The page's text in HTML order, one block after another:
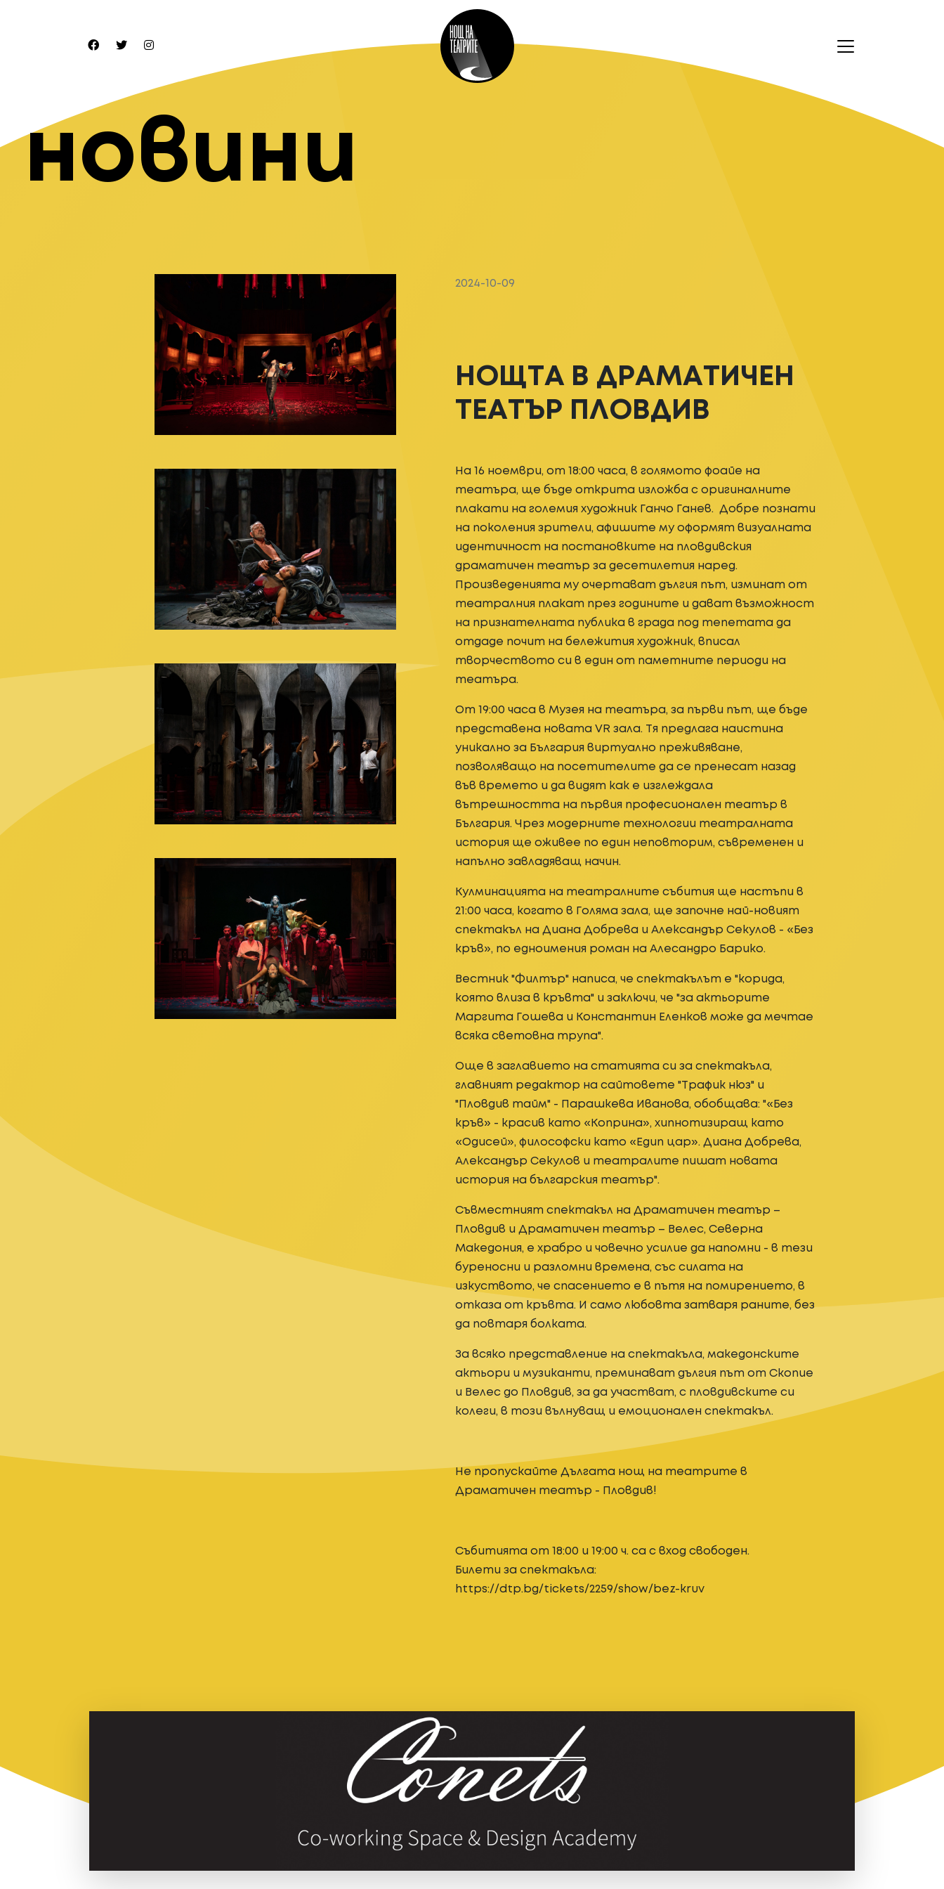
новини
2024-10-09
НОЩТА В ДРАМАТИЧЕН
ТЕАТЪР ПЛОВДИВ
На 16 ноември, от 18:00 часа, в голямото фоайе на
театъра, ще бъде открита изложба с оригиналните
плакати на големия художник Ганчо Ганев. Добре познати
на поколения зрители, афишите му оформят визуалната
идентичност на постановките на пловдивския
драматичен театър за десетилетия наред.
Произведенията му очертават дългия път, изминат от
театралния плакат през годините и дават възможност
на признателната публика в града под тепетата да
отдаде почит на бележития художник, вписал
творчеството си в един от паметните периоди на
театъра.
От 19:00 часа в Музея на театъра, за първи път, ще бъде
представена новата VR зала. Тя предлага наистина
уникално за България виртуално преживяване,
позволяващо на посетителите да се пренесат назад
във времето и да видят как е изглеждала
вътрешността на първия професионален театър в
България. Чрез модерните технологии театралната
история ще оживее по един неповторим, съвременен и
напълно завладяващ начин.
Кулминацията на театралните събития ще настъпи в
21:00 часа, когато в Голяма зала, ще започне най-новият
спектакъл на Диана Добрева и Александър Секулов - «Без
кръв», по едноимения роман на Алесандро Барико.
Вестник "Филтър" написа, че спектакълът е "корида,
която влиза в кръвта" и заключи, че "за актьорите
Маргита Гошева и Константин Еленков може да мечтае
всяка световна трупа".
Още в заглавието на статията си за спектакъла,
главният редактор на сайтовете "Трафик нюз" и
"Пловдив тайм" - Парашкева Иванова, обобщава: "«Без
кръв» - красив като «Коприна», хипнотизиращ като
«Одисей», философски като «Едип цар». Диана Добрева,
Александър Секулов и театралите пишат новата
история на българския театър".
Съвместният спектакъл на Драматичен театър –
Пловдив и Драматичен театър – Велес, Северна
Македония, е храбро и човечно усилие да напомни - в тези
буреносни и разломни времена, със силата на
изкуството, че спасението е в пътя на помирението, в
отказа от кръвта. И само любовта затваря раните, без
да повтаря болката.
За всяко представление на спектакъла, македонските
актьори и музиканти, преминават дългия път от Скопие
и Велес до Пловдив, за да участват, с пловдивските си
колеги, в този вълнуващ и емоционален спектакъл.
Не пропускайте Дългата нощ на театрите в
Драматичен театър - Пловдив!
Събитията от 18:00 и 19:00 ч. са с вход свободен.
Билети за спектакъла:
https://dtp.bg/tickets/2259/show/bez-kruv